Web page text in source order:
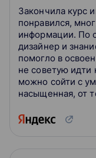
попробуете
инсталляцией на
На этом этапе вы
создания
созданию
самостоятельно
сетап, работающий
основы
интерактивная
Закончила курс
понравился,
информации. По
дизайнер и
помогло в
не советую идти
можно сойти с
насыщенная, от
конт...